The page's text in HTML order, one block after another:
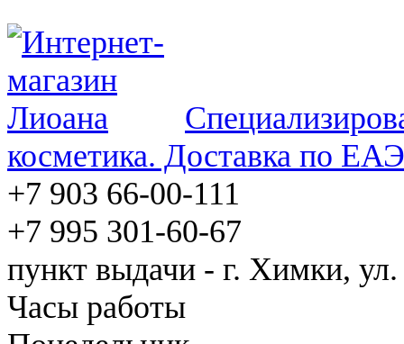
косметика. Доставка по
+7 903 66-00-111
+7 995 301-60-67
пункт выдачи - г. Химки, ул.
Часы работы